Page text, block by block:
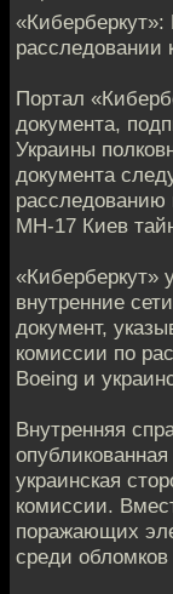
расследовании
​Портал
документа,
Украины
документа
расследованию
МН-17 Киев
«Киберберкут»
внутренние
документ,
комиссии по
Boeing и
Внутренняя
украинская
комиссии.
поражающих
среди